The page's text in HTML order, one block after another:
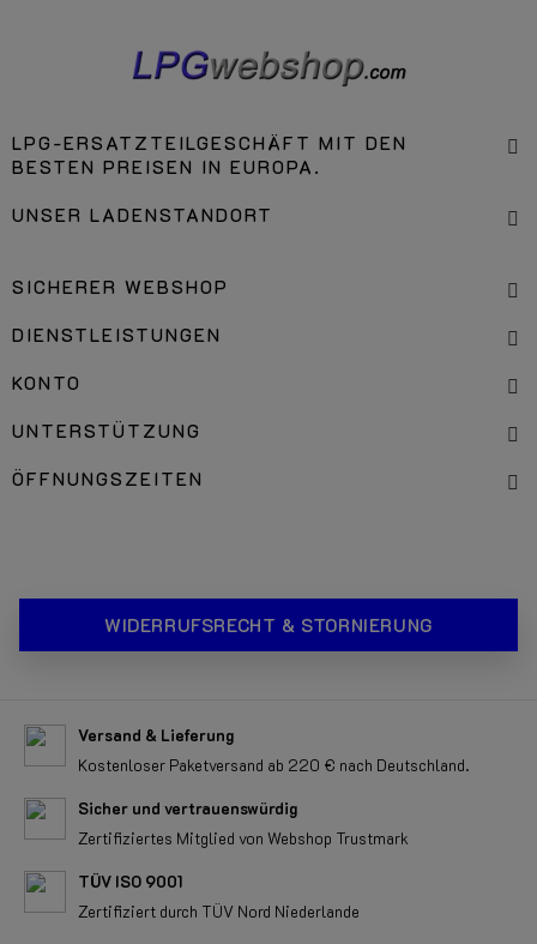
LPG-ERSATZTEILGESCHÄFT MIT DEN
BESTEN PREISEN IN EUROPA.
UNSER LADENSTANDORT
SICHERER WEBSHOP
DIENSTLEISTUNGEN
KONTO
UNTERSTÜTZUNG
ÖFFNUNGSZEITEN
WIDERRUFSRECHT & STORNIERUNG
Versand & Lieferung
Kostenloser Paketversand ab 220 € nach Deutschland.
Sicher und vertrauenswürdig
Zertifiziertes Mitglied von Webshop Trustmark
TÜV ISO 9001
Zertifiziert durch TÜV Nord Niederlande